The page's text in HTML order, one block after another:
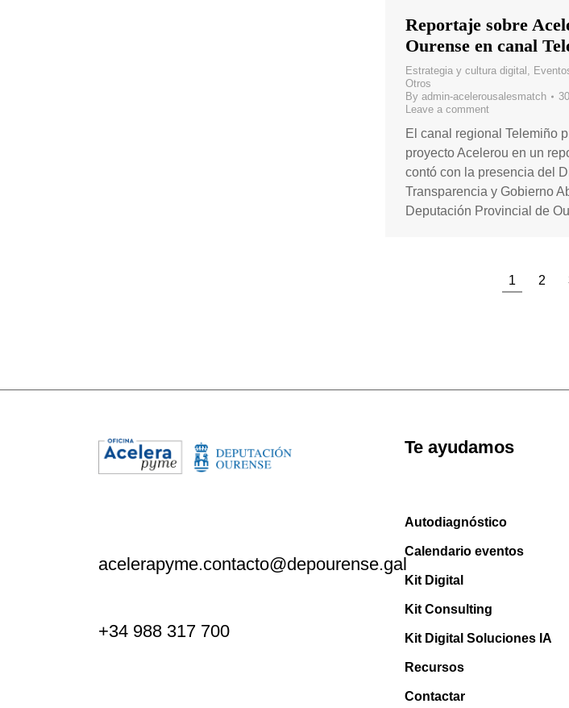
Reportaje sobre
Ourense en canal
Estrategia y cultura digital ,
Otros
By admin-acelerousalesmatch
Leave a comment
El canal regional Telemiño
proyecto Acelerou en un
contó con la presencia del
Transparencia y Gobierno
Deputación Provincial de
1 2
acelerapyme.contacto@depourense.gal
+34 988 317 700
Te ayudamos
Autodiagnóstico
Calendario eventos
Kit Digital
Kit Consulting
Kit Digital Soluciones IA
Recursos
Contactar